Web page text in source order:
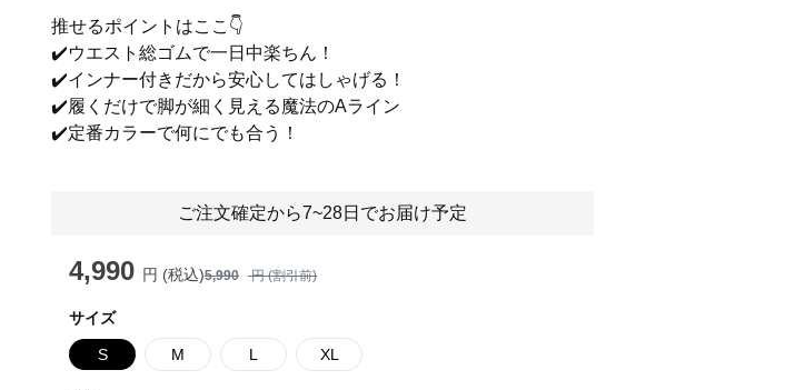
推せるポイントはここ👇
✔️ウエスト総ゴムで一日中楽ちん！
✔️インナー付きだから安心してはしゃげる！
✔️履くだけで脚が細く見える魔法のAライン
✔️定番カラーで何にでも合う！
ご注文確定から7~28日でお届け予定
4,990 円 (税込)5,990 円 (割引前)
サイズ
S M L XL